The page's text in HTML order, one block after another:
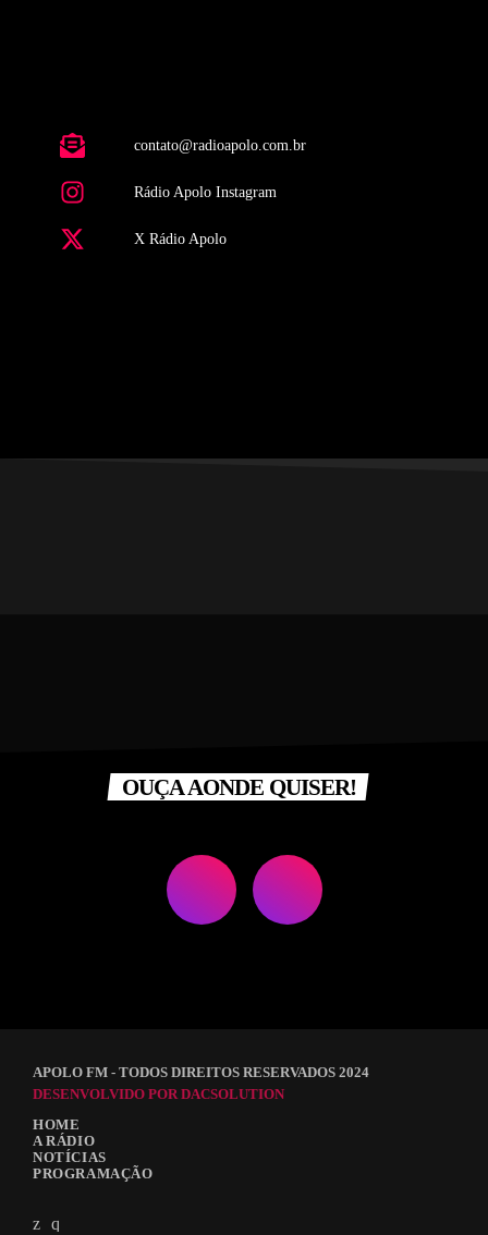
contato@radioapolo.com.br
Rádio Apolo Instagram
X Rádio Apolo
OUÇA AONDE QUISER!
APOLO FM - TODOS DIREITOS RESERVADOS 2024
DESENVOLVIDO POR DACSOLUTION
HOME
A RÁDIO
NOTÍCIAS
PROGRAMAÇÃO